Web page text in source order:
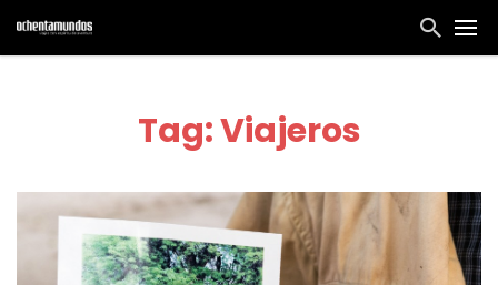
Tag: Viajeros